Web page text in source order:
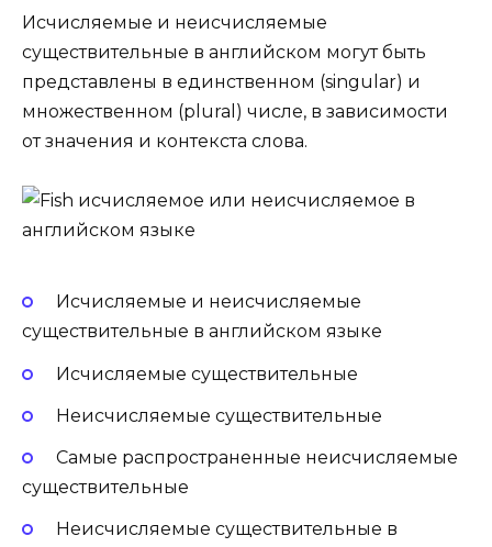
Исчисляемые и неисчисляемые
существительные в английском могут быть
представлены в единственном (singular) и
множественном (plural) числе, в зависимости
от значения и контекста слова.
Исчисляемые и неисчисляемые
существительные в английском языке
Исчисляемые существительные
Неисчисляемые существительные
Самые распространенные неисчисляемые
существительные
Неисчисляемые существительные в